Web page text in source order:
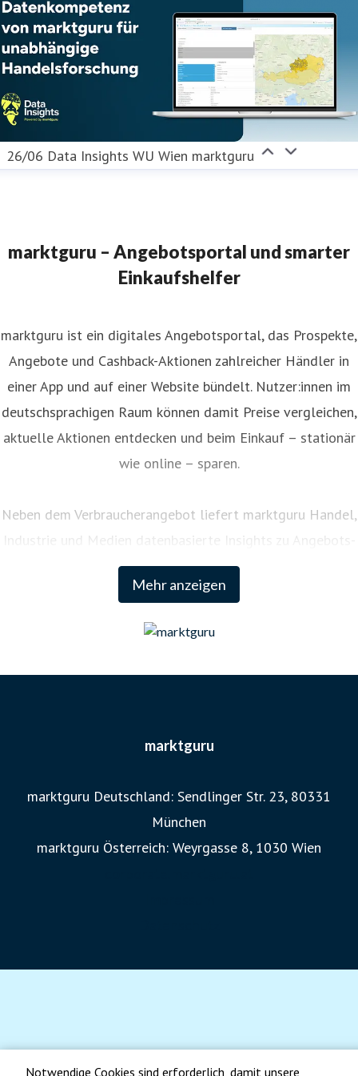
Notwendige Cookies sind erforderlich, damit unsere
26/06 Data Insights WU Wien marktguru
marktguru – Angebotsportal und smarter
Einkaufshelfer
Mehr anzeigen
marktguru ist ein digitales Angebotsportal, das Prospekte,
Angebote und Cashback-Aktionen zahlreicher Händler in
einer App und auf einer Website bündelt. Nutzer:innen im
deutschsprachigen Raum können damit Preise vergleichen,
aktuelle Aktionen entdecken und beim Einkauf – stationär
wie online – sparen.
Neben dem Verbraucherangebot liefert marktguru Handel,
Industrie und Medien datenbasierte Insights zu Angebots-
und Preisentwicklungen. Als Teil des
Vermarktungsportfolios der Seven.One Media GmbH
über verschiedene Kanäle monatlich bis zu 60 Millionen
marktguru
marktguru Deutschland: Sendlinger Str. 23, 80331
München
marktguru Österreich: Weyrgasse 8, 1030 Wien